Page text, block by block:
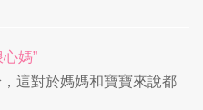
媽”
這對於媽媽和寶寶來說都